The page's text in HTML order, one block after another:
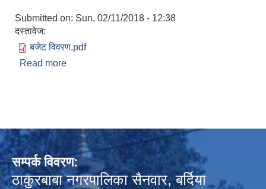
Submitted on: Sun, 02/11/2018 - 12:38
दस्तावेज:
बजेट विवरण.pdf
Read more
सम्पर्क विवरण:
ठाकुरबाबा नगरपालिका सैनवार, बर्दिया